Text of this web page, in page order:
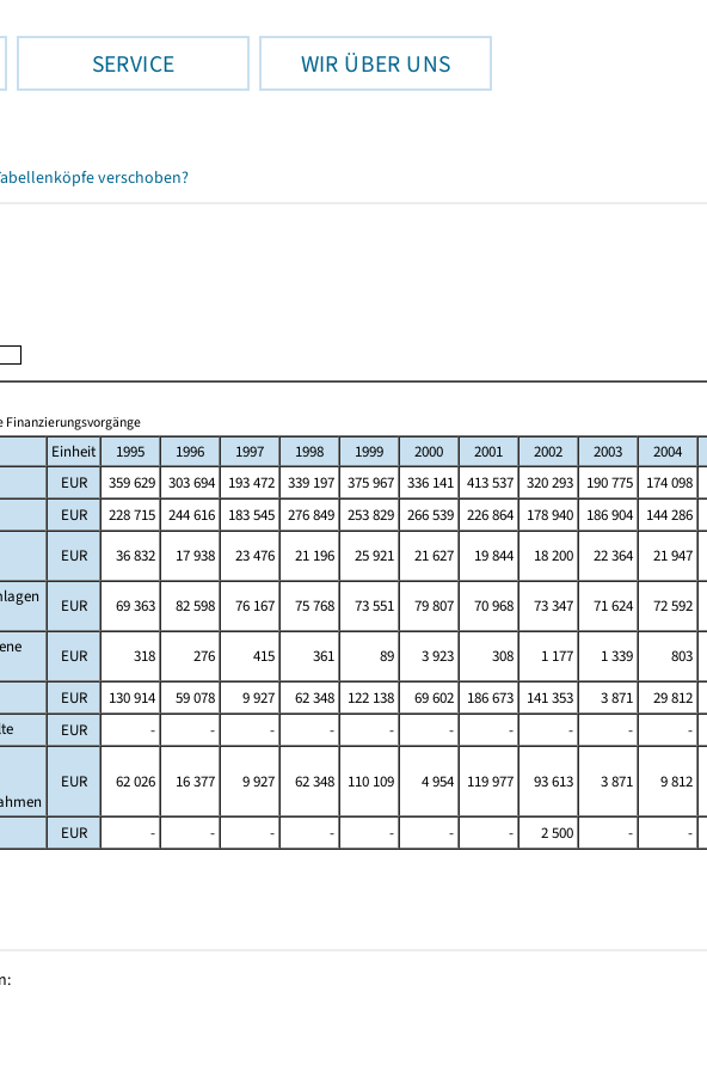
SERVICE WIR ÜBER UNS
verschoben?
Finanzierungsvorgänge
Einheit 1995 1996 1997 1998 1999 2000 2001 2002 2003
2004
EUR 359 629 303 694 193 472 339 197 375 967 336 141 413 537 320 293 190 775 174 098
EUR 228 715 244 616 183 545 276 849 253 829 266 539 226 864 178 940 186 904 144 286
EUR 36 832 17 938 23 476 21 196 25 921 21 627 19 844 18 200 22 364
21 947
EUR 69 363 82 598 76 167 75 768 73 551 79 807 70 968 73 347 71 624
72 592
EUR 318 276 415 361 89 3 923 308 1 177 1 339
803
EUR 130 914 59 078 9 927 62 348 122 138 69 602 186 673 141 353 3 871
29 812
EUR - - - - - - - - -
-
EUR 62 026 16 377 9 927 62 348 110 109 4 954 119 977 93 613 3 871 9 812
EUR - - - - - - - 2 500 - -